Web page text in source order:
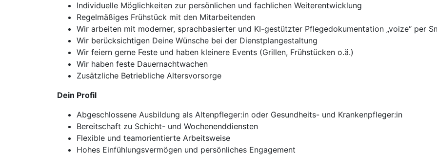
Individuelle Möglichkeiten zur persönlichen und fachlichen Weiterentwicklung
Regelmäßiges Frühstück mit den Mitarbeitenden
Wir arbeiten mit moderner, sprachbasierter und KI-gestützter Pflegedokumentation „voize“ per
Wir berücksichtigen Deine Wünsche bei der Dienstplangestaltung
Wir feiern gerne Feste und haben kleinere Events (Grillen, Frühstücken o.ä.)
Wir haben feste Dauernachtwachen
Zusätzliche Betriebliche Altersvorsorge
Dein Profil
Abgeschlossene Ausbildung als Altenpfleger:in oder Gesundheits- und Krankenpfleger:in
Bereitschaft zu Schicht- und Wochenenddiensten
Flexible und teamorientierte Arbeitsweise
Hohes Einfühlungsvermögen und persönliches Engagement